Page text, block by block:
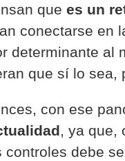
que es un
conectarse en
determinante al
que sí lo sea,
con ese
, ya que,
controles debe